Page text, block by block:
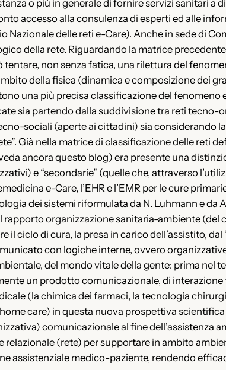
o più in generale di fornire servizi sanitari a
accesso alla consulenza di esperti ed alle
delle reti e-Care). Anche in sede di
della rete. Riguardando la matrice
non senza fatica, una rilettura del
della fisica (dinamica e composizione dei
una più precisa classificazione del fenomeno
sia partendo dalla suddivisione tra reti tecno-
sociali (aperte ai cittadini) sia considerando
Già nella matrice di classificazione delle reti
ancora questo blog) era presente una
e “secondarie” (quelle che, attraverso
e-Care, l’EHR e l’EMR per le cure
dei sistemi riformulata da N. Luhmann e da
organizzazione sanitaria-ambiente
ciclo di cura, la presa in carico dell’assistito, dal
con logiche interne, ovvero
del mondo vitale della gente: prima nel
un prodotto comunicazionale, di
(la chimica dei farmaci, la tecnologia
care) in questa nuova prospettiva
comunicazionale al fine dell’assistenza
(rete) per supportare in ambito
assistenziale medico-paziente, rendendo